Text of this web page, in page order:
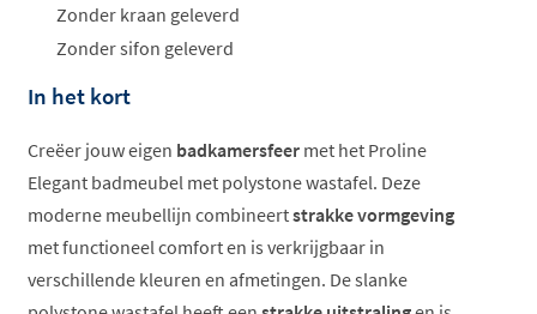
Zonder kraan geleverd
Zonder sifon geleverd
In het kort
Creëer jouw eigen badkamersfeer met het Proline
Elegant badmeubel met polystone wastafel. Deze
moderne meubellijn combineertstrakke vormgeving
met functioneel comfort en is verkrijgbaar in
verschillende kleuren en afmetingen. De slanke